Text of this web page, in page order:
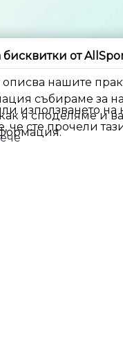
бисквитки от
нашите
събираме за
я споделяме и
използването на
че сте прочели